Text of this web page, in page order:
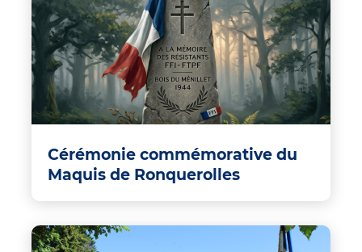
Cérémonie commémorative du
Maquis de Ronquerolles